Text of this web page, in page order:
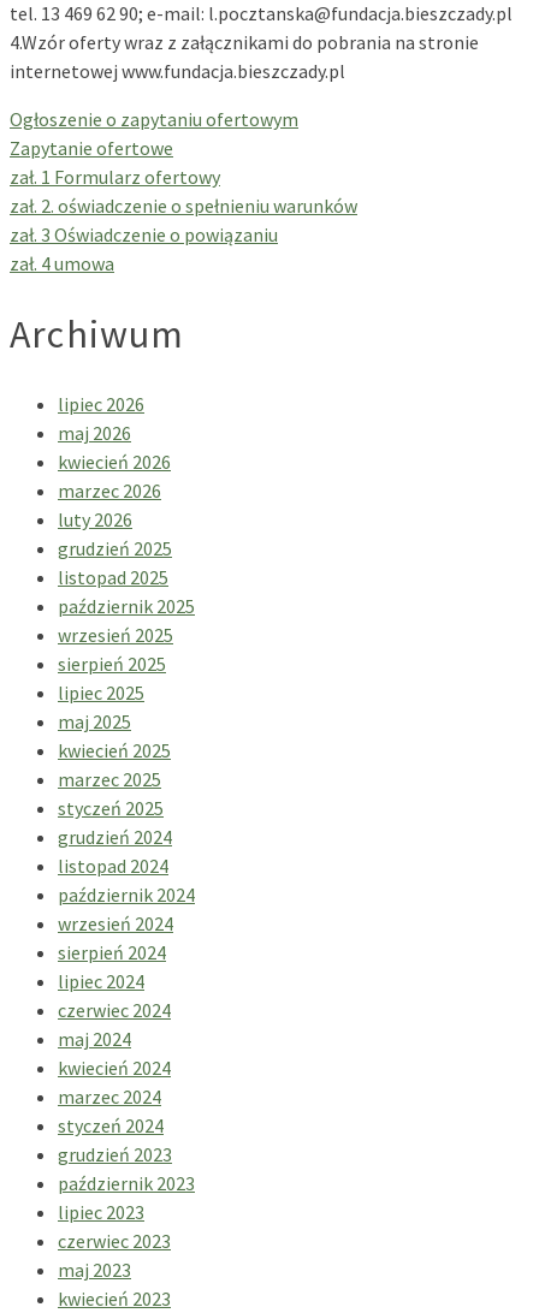
tel. 13 469 62 90; e-mail: l.pocztanska@fundacja.bieszczady.pl
4.Wzór oferty wraz z załącznikami do pobrania na stronie
internetowej www.fundacja.bieszczady.pl
Ogłoszenie o zapytaniu ofertowym
Zapytanie ofertowe
zał. 1 Formularz ofertowy
zał. 2. oświadczenie o spełnieniu warunków
zał. 3 Oświadczenie o powiązaniu
zał. 4 umowa
Archiwum
lipiec 2026
maj 2026
kwiecień 2026
marzec 2026
luty 2026
grudzień 2025
listopad 2025
październik 2025
wrzesień 2025
sierpień 2025
lipiec 2025
maj 2025
kwiecień 2025
marzec 2025
styczeń 2025
grudzień 2024
listopad 2024
październik 2024
wrzesień 2024
sierpień 2024
lipiec 2024
czerwiec 2024
maj 2024
kwiecień 2024
marzec 2024
styczeń 2024
grudzień 2023
październik 2023
lipiec 2023
czerwiec 2023
maj 2023
kwiecień 2023